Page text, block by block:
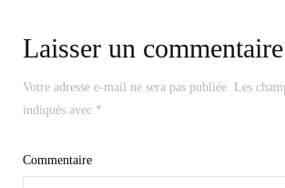
Laisser un commentaire
Votre adresse e-mail ne sera pas publiée. Les
indiqués avec *
Commentaire